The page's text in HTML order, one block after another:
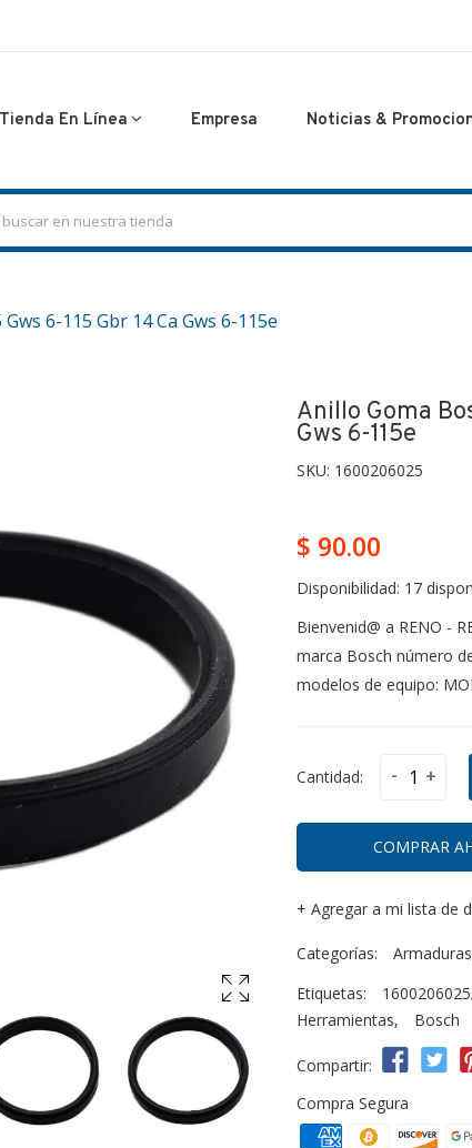
Tienda En Línea Empresa Noticias &
6-115 Gbr 14 Ca Gws 6-115e
Anillo Goma
Gws 6-115e
SKU: 1600206025
$ 90.00
Disponibilidad: 17
Bienvenid@ a RENO -
marca Bosch número
modelos de equipo:
Cantidad: - +
COMPRAR
+ Agregar a mi lista de
Categorías: Armaduras
Etiquetas:
Herramientas, Bosch
Compartir:
Compra Segura